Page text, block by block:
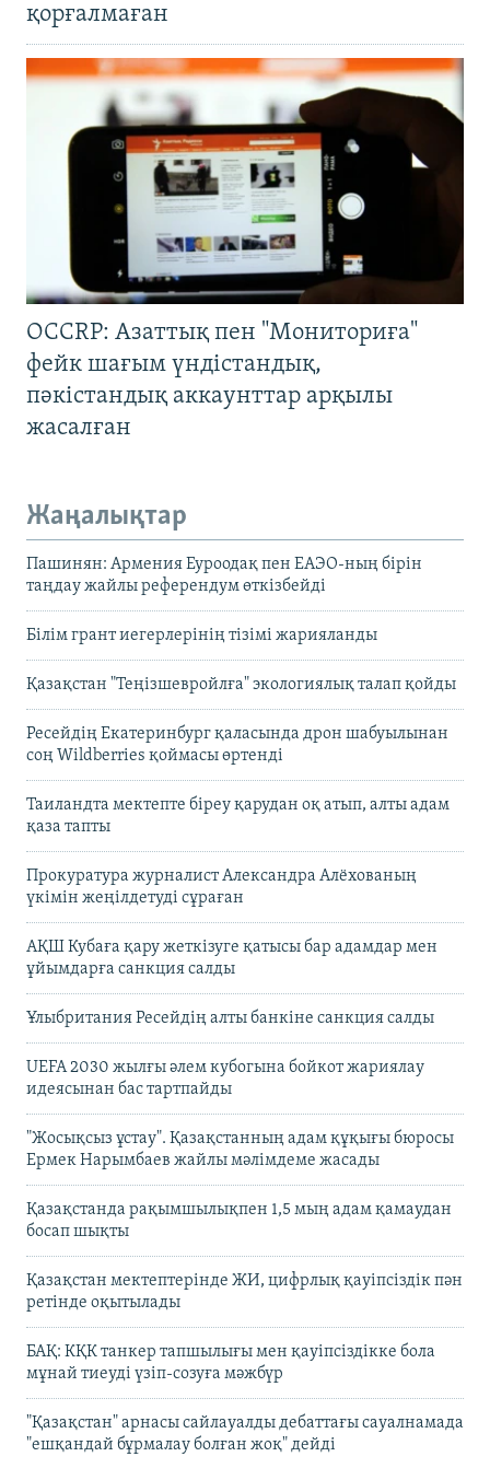
қорғалмаған
OCCRP: Азаттық пен "Мониториға"
фейк шағым үндістандық,
пәкістандық аккаунттар арқылы
жасалған
Жаңалықтар
Пашинян: Армения Еуроодақ пен ЕАЭО-ның бірін
таңдау жайлы референдум өткізбейді
Білім грант иегерлерінің тізімі жарияланды
Қазақстан "Теңізшевройлға" экологиялық талап қойды
Ресейдің Екатеринбург қаласында дрон шабуылынан
соң Wildberries қоймасы өртенді
Таиландта мектепте біреу қарудан оқ атып, алты адам
қаза тапты
Прокуратура журналист Александра Алёхованың
үкімін жеңілдетуді сұраған
АҚШ Кубаға қару жеткізуге қатысы бар адамдар мен
ұйымдарға санкция салды
Ұлыбритания Ресейдің алты банкіне санкция салды
UEFA 2030 жылғы әлем кубогына бойкот жариялау
идеясынан бас тартпайды
"Жосықсыз ұстау". Қазақстанның адам құқығы бюросы
Ермек Нарымбаев жайлы мәлімдеме жасады
Қазақстанда рақымшылықпен 1,5 мың адам қамаудан
босап шықты
Қазақстан мектептерінде ЖИ, цифрлық қауіпсіздік пән
ретінде оқытылады
БАҚ: КҚК танкер тапшылығы мен қауіпсіздікке бола
мұнай тиеуді үзіп-созуға мәжбүр
"Қазақстан" арнасы сайлауалды дебаттағы сауалнамада
"ешқандай бұрмалау болған жоқ" дейді